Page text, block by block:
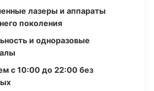
лазеры и аппараты
поколения
и одноразовые
с 10:00 до 22:00 без